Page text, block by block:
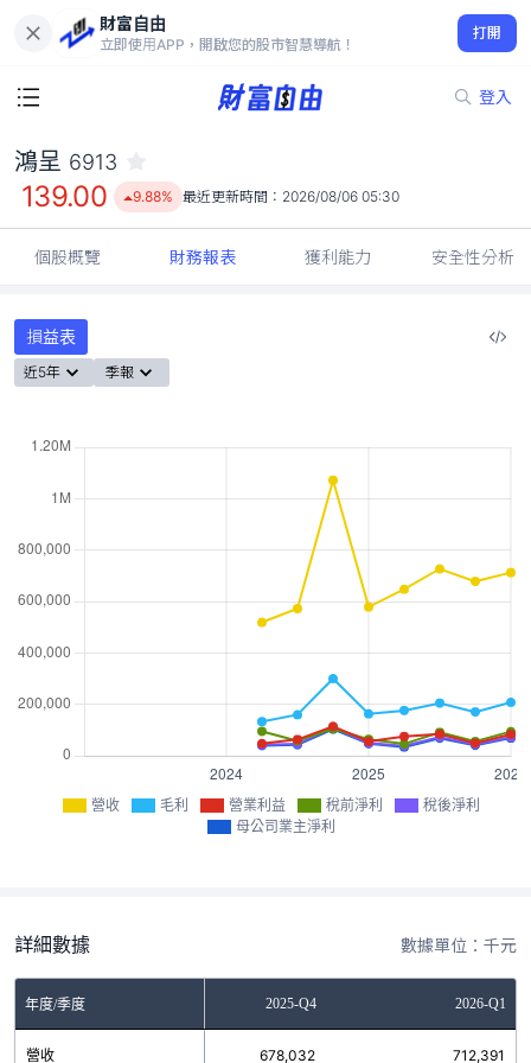
財富自由
立即使用APP，開啟您的股市智慧導航！
打開
登入
139.00
9.88%
鴻呈 6913
139.00 9.88% 最近更新時間： 2026/08/06 05:30
個股概覽 財務報表 獲利能力 安全性分析
損益表
近5年 季報
營收 毛利 營業利益 稅前淨利
稅後淨利
母公司業主淨利
詳細數據 數據單位：千元
年度/季度2025-Q3 2025-Q4 2026-Q1
營收 678,032 712,391